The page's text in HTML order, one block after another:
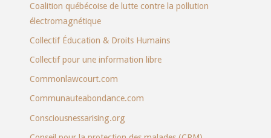
Coalition québécoise de lutte contre la pollution
électromagnétique
Collectif Éducation & Droits Humains
Collectif pour une information libre
Commonlawcourt.com
Communauteabondance.com
Consciousnessarising.org